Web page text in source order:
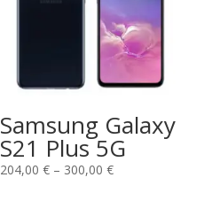
Samsung Galaxy
S21 Plus 5G
204,00 € – 300,00 €